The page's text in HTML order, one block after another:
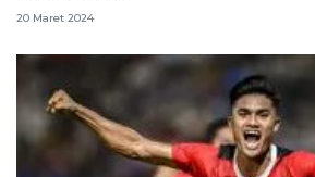
20 Maret 2024